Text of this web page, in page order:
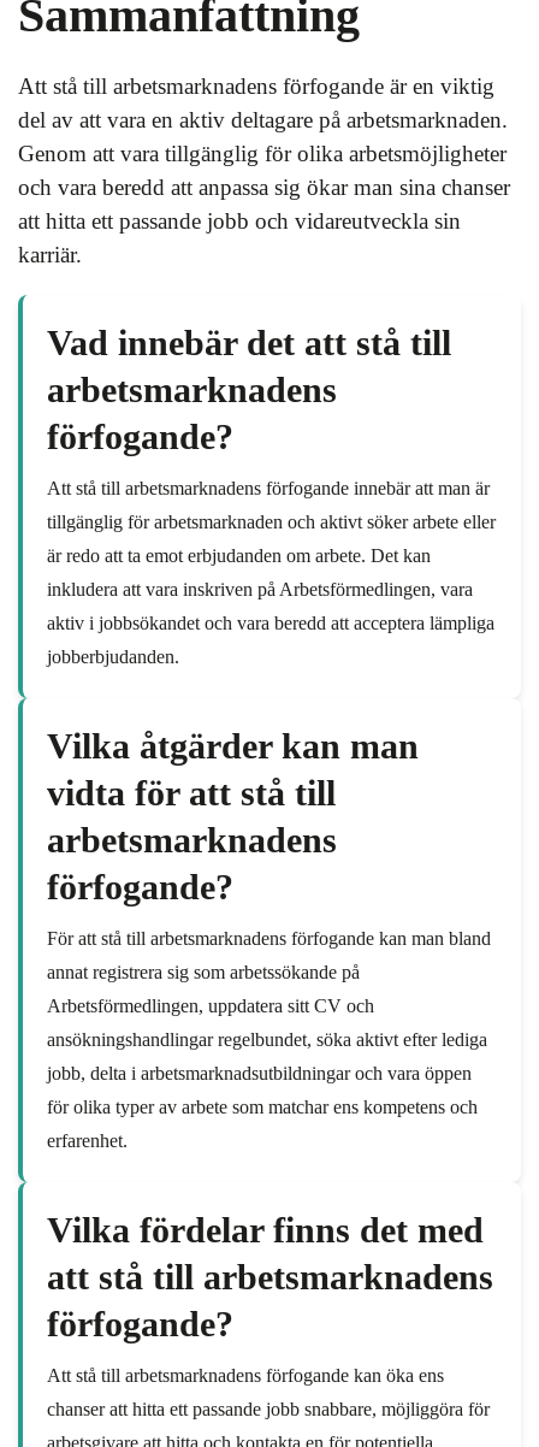
Sammanfattning
Att stå till arbetsmarknadens förfogande är en viktig
del av att vara en aktiv deltagare på arbetsmarknaden.
Genom att vara tillgänglig för olika arbetsmöjligheter
och vara beredd att anpassa sig ökar man sina chanser
att hitta ett passande jobb och vidareutveckla sin
karriär.
Vad innebär det att stå till
arbetsmarknadens
förfogande?
Att stå till arbetsmarknadens förfogande innebär att man är
tillgänglig för arbetsmarknaden och aktivt söker arbete eller
är redo att ta emot erbjudanden om arbete. Det kan
inkludera att vara inskriven på Arbetsförmedlingen, vara
aktiv i jobbsökandet och vara beredd att acceptera lämpliga
jobberbjudanden.
Vilka åtgärder kan man
vidta för att stå till
arbetsmarknadens
förfogande?
För att stå till arbetsmarknadens förfogande kan man bland
annat registrera sig som arbetssökande på
Arbetsförmedlingen, uppdatera sitt CV och
ansökningshandlingar regelbundet, söka aktivt efter lediga
jobb, delta i arbetsmarknadsutbildningar och vara öppen
för olika typer av arbete som matchar ens kompetens och
erfarenhet.
Vilka fördelar finns det med
att stå till arbetsmarknadens
förfogande?
Att stå till arbetsmarknadens förfogande kan öka ens
chanser att hitta ett passande jobb snabbare, möjliggöra för
arbetsgivare att hitta och kontakta en för potentiella